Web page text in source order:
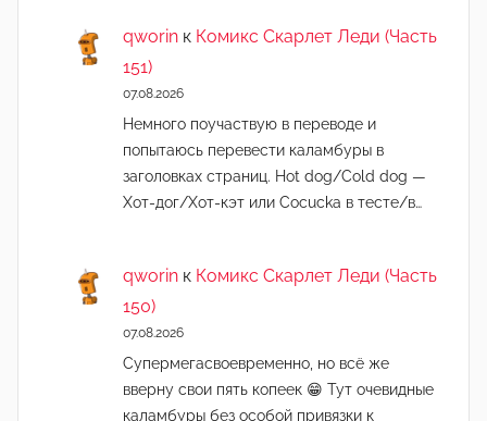
qworin к Комикс Скарлет Леди (Часть
151)
07.08.2026
Немного поучаствую в переводе и
попытаюсь перевести каламбуры в
заголовках страниц. Hot dog/Cold dog —
Хот-дог/Хот-кэт или Cocucka в тесте/в…
qworin к Комикс Скарлет Леди (Часть
150)
07.08.2026
Супермегасвоевременно, но всё же
вверну свои пять копеек 😁 Тут очевидные
каламбуры без особой привязки к